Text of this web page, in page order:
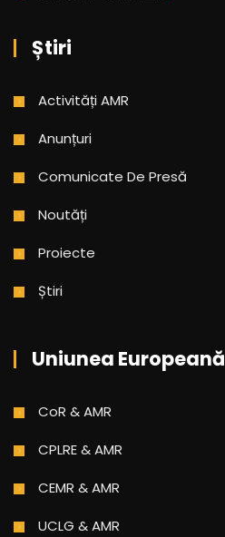
Știri
Activități AMR
Anunțuri
Comunicate De Presă
Noutăți
Proiecte
Știri
Uniunea Europeană
CoR & AMR
CPLRE & AMR
CEMR & AMR
UCLG & AMR